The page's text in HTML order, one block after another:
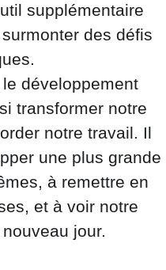
supplémentaire
des défis
développement
transformer notre
notre travail. Il
une plus grande
à remettre en
et à voir notre
jour.